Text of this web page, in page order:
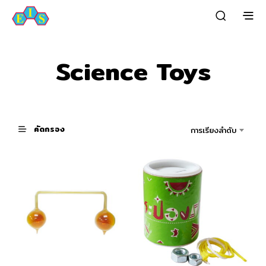
Science Toys
คัดกรอง การเรียงลำดับ